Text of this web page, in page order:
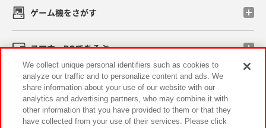
ゲーム機をさがす
スマホ・PCであそぶ
イベント・キャンペーン
We collect unique personal identifiers such as cookies to
analyze our traffic and to personalize content and ads. We
share information about your use of our website with our
analytics and advertising partners, who may combine it with
other information that you have provided to them or that they
have collected from your use of their services. Please click